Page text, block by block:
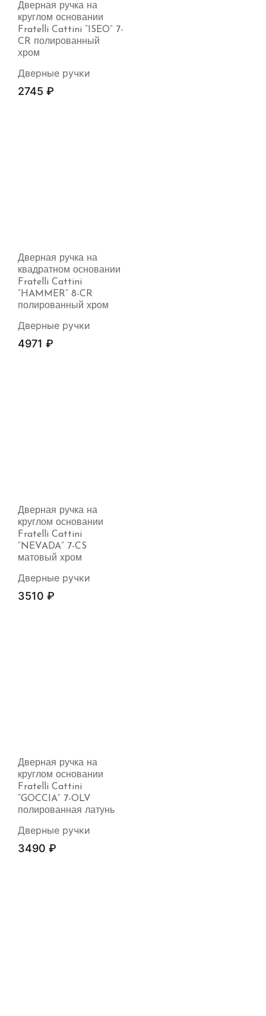
Дверная ручка на
круглом основании
Fratelli Cattini “ISEO” 7-
CR полированный
хром
Дверные ручки
2745 ₽
Дверная ручка на
квадратном основании
Fratelli Cattini
“HAMMER” 8-CR
полированный хром
Дверные ручки
4971 ₽
Дверная ручка на
круглом основании
Fratelli Cattini
“NEVADA” 7-CS
матовый хром
Дверные ручки
3510 ₽
Дверная ручка на
круглом основании
Fratelli Cattini
“GOCCIA” 7-OLV
полированная латунь
Дверные ручки
3490 ₽